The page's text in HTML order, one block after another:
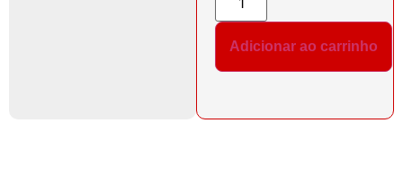
Adicionar ao carrinho